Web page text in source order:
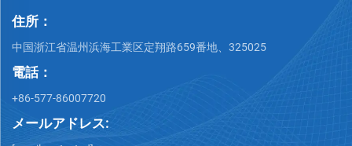
住所：
中国浙江省温州浜海工業区定翔路659番地、325025
電話：
+86-577-86007720
メールアドレス: